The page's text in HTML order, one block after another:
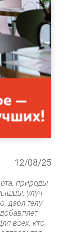
12/08/25
при­ро­ды
улуч­
да­ря те­лу
всех, кто